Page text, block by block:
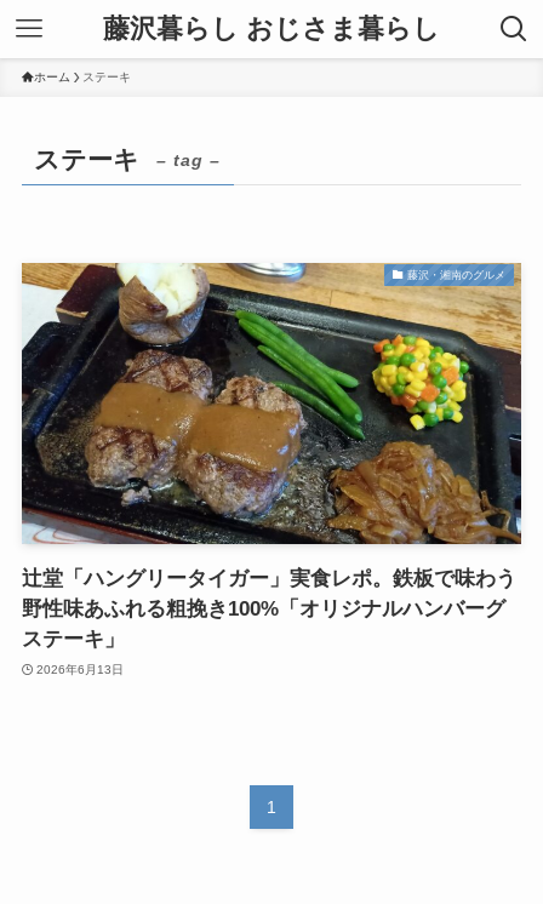
藤沢暮らし おじさま暮らし
ホーム ステーキ
ステーキ – tag –
藤沢・湘南のグルメ
辻堂「ハングリータイガー」実食レポ。鉄板で味わう
野性味あふれる粗挽き100%「オリジナルハンバーグ
ステーキ」
2026年6月13日
1